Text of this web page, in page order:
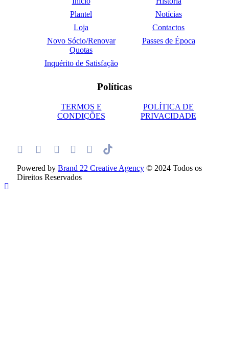
Plantel
Notícias
Loja
Contactos
Novo Sócio/Renovar
Quotas
Passes de Época
Inquérito de Satisfação
Políticas
TERMOS E
CONDIÇÕES
POLÍTICA DE
PRIVACIDADE
Powered by Brand 22 Creative Agency © 2024 Todos os
Direitos Reservados